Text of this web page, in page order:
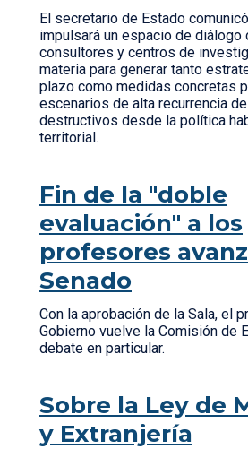
El secretario de Estado
impulsará un espacio de diálogo
consultores y centros de
materia para generar tanto
plazo como medidas concretas
escenarios de alta recurrencia
destructivos desde la política
territorial.
Fin de la "doble
evaluación" a los
profesores
Senado
Con la aprobación de la Sala, el
Gobierno vuelve la Comisión de
debate en particular.
Sobre la Ley de
y Extranjería